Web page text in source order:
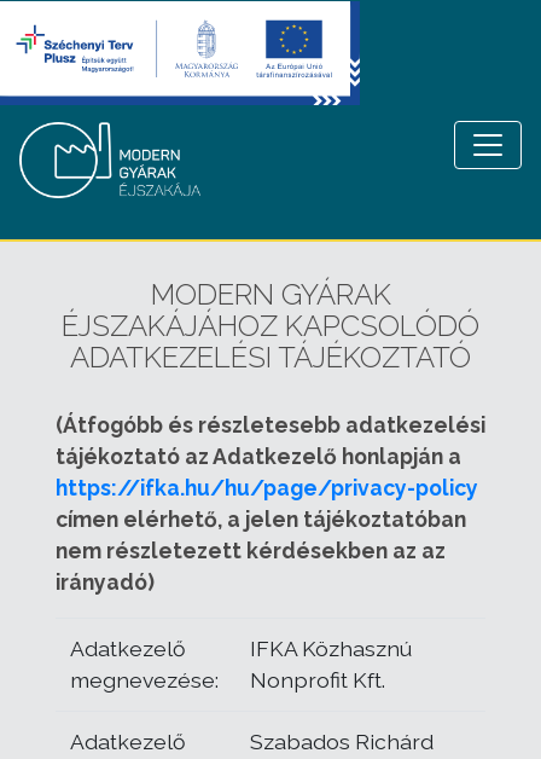
MODERN GYÁRAK
ÉJSZAKÁJÁHOZ KAPCSOLÓDÓ
ADATKEZELÉSI TÁJÉKOZTATÓ
(Átfogóbb és részletesebb adatkezelési
tájékoztató az Adatkezelő honlapján a
https://ifka.hu/hu/page/privacy-policy
címen elérhető, a jelen tájékoztatóban
nem részletezett kérdésekben az az
irányadó)
Adatkezelő
megnevezése:
IFKA Közhasznú
Nonprofit Kft.
Adatkezelő
Szabados Richárd